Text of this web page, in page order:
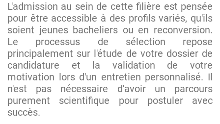
L'admission au sein de cette filière est pensée
pour être accessible à des profils variés, qu'ils
soient jeunes bacheliers ou en reconversion.
Le processus de sélection repose
principalement sur l'étude de votre dossier de
candidature et la validation de votre
motivation lors d'un entretien personnalisé. Il
n'est pas nécessaire d'avoir un parcours
purement scientifique pour postuler avec
succès.